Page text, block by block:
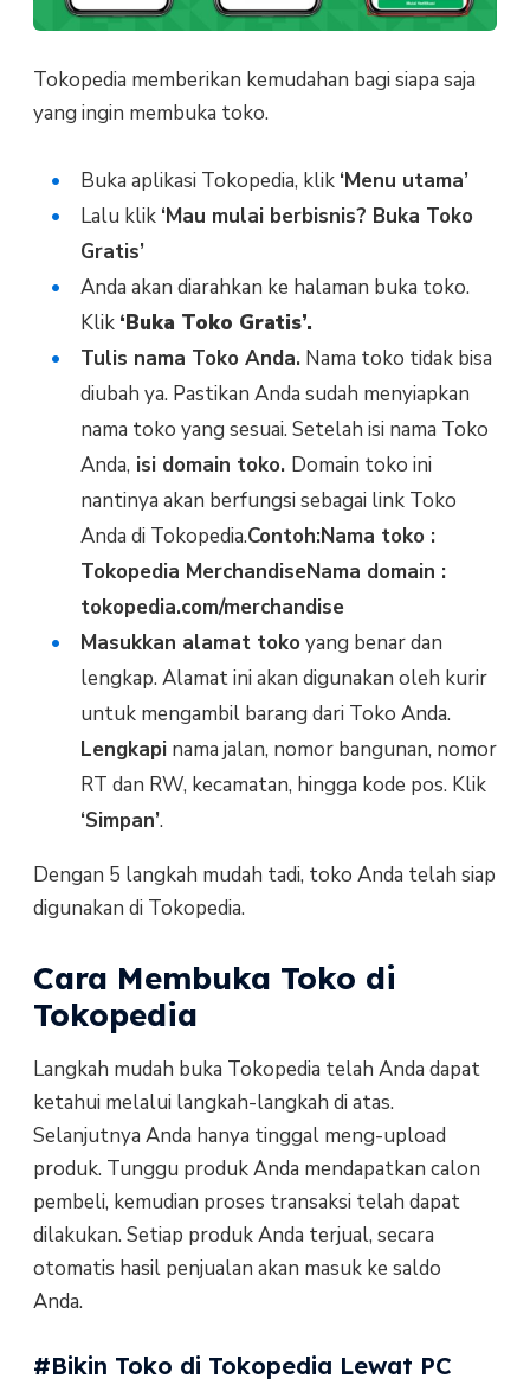
Tokopedia memberikan kemudahan bagi siapa saja
yang ingin membuka toko.
Buka aplikasi Tokopedia, klik ‘Menu utama’
Lalu klik ‘Mau mulai berbisnis? Buka Toko
Gratis’
Anda akan diarahkan ke halaman buka toko.
Klik ‘Buka Toko Gratis’.
Tulis nama Toko Anda.Nama toko tidak bisa
diubah ya. Pastikan Anda sudah menyiapkan
nama toko yang sesuai. Setelah isi nama Toko
Anda, isi domain toko. Domain toko ini
nantinya akan berfungsi sebagai link Toko
Anda di Tokopedia.Contoh:Nama toko :
Tokopedia MerchandiseNama domain :
tokopedia.com/merchandise
Masukkan alamat tokoyang benar dan
lengkap. Alamat ini akan digunakan oleh kurir
untuk mengambil barang dari Toko Anda.
Lengkapinama jalan, nomor bangunan, nomor
RT dan RW, kecamatan, hingga kode pos. Klik
‘Simpan’.
Dengan 5 langkah mudah tadi, toko Anda telah siap
digunakan di Tokopedia.
Cara Membuka Toko di
Tokopedia
Langkah mudah buka Tokopedia telah Anda dapat
ketahui melalui langkah-langkah di atas.
Selanjutnya Anda hanya tinggal meng-upload
produk. Tunggu produk Anda mendapatkan calon
pembeli, kemudian proses transaksi telah dapat
dilakukan. Setiap produk Anda terjual, secara
otomatis hasil penjualan akan masuk ke saldo
Anda.
#Bikin Toko di Tokopedia Lewat PC